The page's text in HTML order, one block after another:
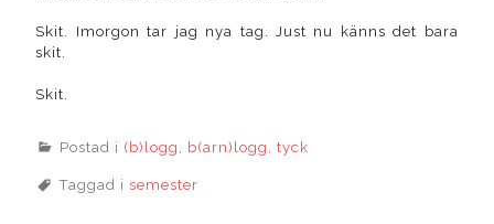
Skit. Imorgon tar jag nya tag. Just nu känns det bara
skit.
Skit.
Postad i (b)logg b(arn)logg ,tyck
Taggad isemester